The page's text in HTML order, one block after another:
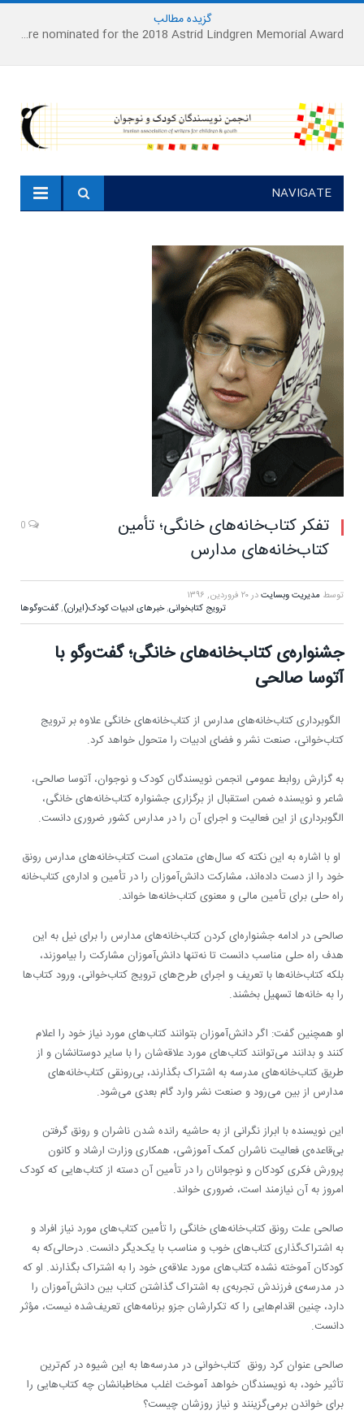
گزیده-مطالب
Houshang Moradi Kermani and Research Institute of Children’s Literature on were nominated for the 2018 Astrid Lindgren Memorial Award
NAVIGATE
تفکر کتاب‌خانه‌های خانگی؛ تأمین
کتاب‌خانه‌های مدارس
توسط مدیریت وبسایتدر۲۰ فروردین, ۱۳۹۶
ترویج کتابخوانی,خبرهای ادبیات کودک(ایران),گفت‌وگوها
جشنواره‌ی کتاب‌خانه‌‌های خانگی؛ گفت‌وگو با
آتوسا صالحی
الگوبرداری کتاب‌خانه‌های مدارس از کتاب‌خانه‌های خانگی علاوه بر ترویج
کتاب‌خوانی، صنعت نشر و فضای ادبیات را متحول خواهد کرد.
به گزارش روابط عمومی انجمن نویسندگان کودک و نوجوان، آتوسا صالحی،
شاعر و نویسنده ضمن استقبال از برگزاری جشنواره کتاب‌خانه‌های خانگی،
الگوبرداری از این فعالیت و اجرای آن را در مدارس کشور ضروری دانست.
او با اشاره به این نکته که سال‌های متمادی است کتاب‌خانه‌های مدارس رونق
خود را از دست داده‌اند، مشارکت دانش‌آموزان را در تأمین و اداره‌ی کتاب‌خانه
راه حلی برای تأمین مالی و معنوی کتاب‌خانه‌ها خواند.
صالحی در ادامه جشنواره‌ای کردن کتاب‌خانه‌های مدارس را برای نیل به این
هدف راه حلی مناسب دانست تا نه‌تنها دانش‌آموزان مشارکت را بیاموزند،
بلکه کتاب‌خانه‌ها با تعریف و اجرای طرح‌های ترویج کتاب‌خوانی، ورود کتاب‌ها
را به خانه‌ها تسهیل بخشند.
او همچنین گفت: اگر دانش‌آموزان بتوانند کتاب‌های مورد نیاز خود را اعلام
کنند و بدانند می‌توانند کتاب‌های مورد علاقه‌‌شان را با سایر دوستا‌نشان و از
طریق کتاب‌خانه‌های مدرسه به اشتراک بگذارند، بی‌رونقی کتاب‌خانه‌های
مدارس از بین می‌رود و صنعت نشر وارد گام بعدی می‌شود.
این نویسنده با ابراز نگرانی از به حاشیه رانده ‌شدن ناشران و رونق گرفتن
بی‌قاعده‌ی فعالیت ناشران کمک آموزشی، همکاری وزارت ارشاد و کانون
پرورش فکری کودکان و نوجوانان را در تأمین آن دسته از کتاب‌هایی که کودک
امروز به آن نیازمند است، ضروری خواند.
صالحی علت رونق کتاب‌خانه‌های خانگی را تأمین کتاب‌های مورد نیاز افراد و
به اشتراک‌گذاری کتاب‌های خوب و مناسب با یک‌دیگر دانست. درحالی‌که به
کودکان آموخته نشده کتاب‌های مورد علاقه‌ی خود را به اشتراک بگذارند. او که
در مدرسه‌‌ی فرزندش تجربه‌ی‌ به اشتراک‌ گذاشتن کتاب بین دانش‌آموزان را
دارد، چنین اقدام‌هایی را که تکرارشان جزو برنامه‌های تعریف‌شده نیست، مؤثر
دانست.
صالحی عنوان کرد رونق کتاب‌خوانی در مدرسه‌ها به این شیوه در کم‌ترین
تأثیر خود، به نویسندگان خواهد آموخت اغلب مخاطبانشان چه کتاب‌هایی را
برای خواندن برمی‌گزینند و نیاز روزشان چیست؟